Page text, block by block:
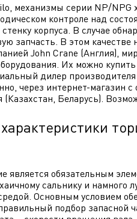
механизмы серии NP/
контроле над
корпуса. В случае
запчасть. В этом
John Crane (Англия),
Их можно
дилер
через интернет-магазин
(Казахстан, Беларусь).
является обязательным
сальнику и
Основным условием
подбор запасной